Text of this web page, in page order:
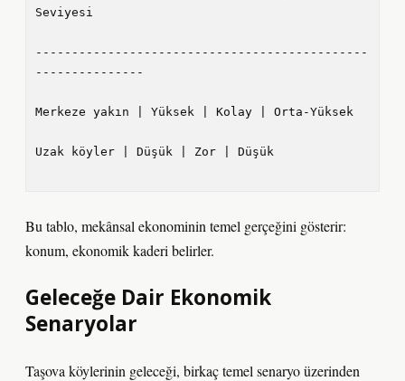
Seviyesi
----------------------------------------------
---------------
Merkeze yakın | Yüksek | Kolay | Orta-Yüksek
Uzak köyler | Düşük | Zor | Düşük
Bu tablo, mekânsal ekonominin temel gerçeğini gösterir:
konum, ekonomik kaderi belirler.
Geleceğe Dair Ekonomik
Senaryolar
Taşova köylerinin geleceği, birkaç temel senaryo üzerinden